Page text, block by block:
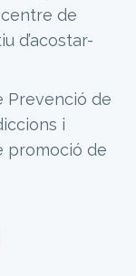
de
d’acostar-
Prevenció de
i
promoció de